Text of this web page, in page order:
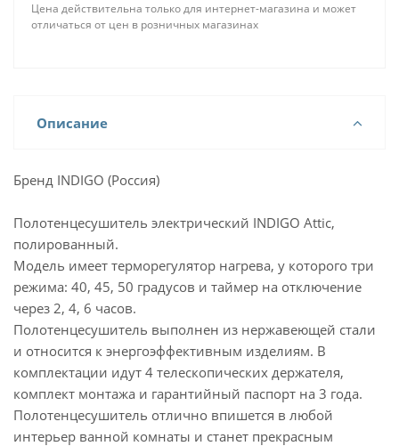
Цена действительна только для интернет-магазина и может
отличаться от цен в розничных магазинах
Описание
Бренд INDIGO (Россия)
Полотенцесушитель электрический INDIGO Attic,
полированный.
Модель имеет терморегулятор нагрева, у которого три
режима: 40, 45, 50 градусов и таймер на отключение
через 2, 4, 6 часов.
Полотенцесушитель выполнен из нержавеющей стали
и относится к энергоэффективным изделиям. В
комплектации идут 4 телескопических держателя,
комплект монтажа и гарантийный паспорт на 3 года.
Полотенцесушитель отлично впишется в любой
интерьер ванной комнаты и станет прекрасным